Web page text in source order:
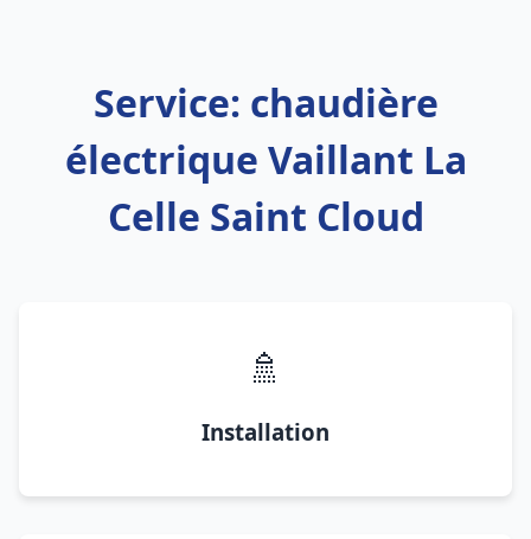
Service: chaudière
électrique Vaillant La
Celle Saint Cloud
🚿
Installation